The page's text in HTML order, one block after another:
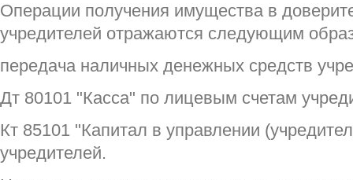
Операции получения имущества в
учредителей отражаются следующим
передача наличных денежных средств
Дт 80101 "Касса" по лицевым счетам
Кт 85101 "Капитал в управлении
учредителей.